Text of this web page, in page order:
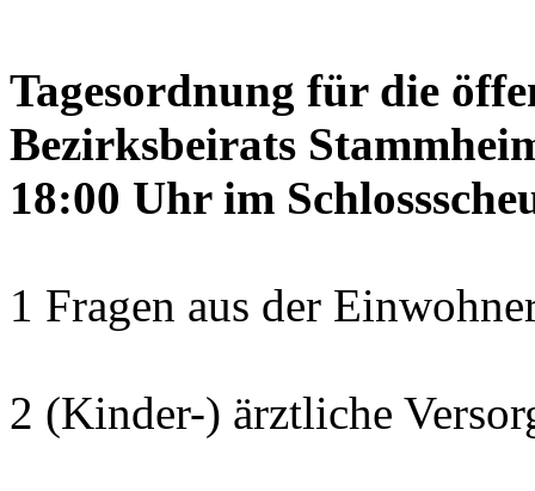
Tagesordnung für die
Bezirksbeirats
18:00 Uhr im
1 Fragen aus der
2 (Kinder-) ärztliche